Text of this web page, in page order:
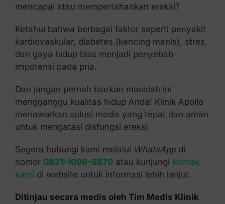
mencapai atau mempertahankan ereksi?
Ketahui bahwa berbagai faktor seperti penyakit
kardiovaskular, diabetes (kencing manis), stres,
dan gaya hidup bisa menjadi penyebab
impotensi pada pria.
Dan jangan pernah biarkan masalah ini
mengganggu kualitas hidup Anda! Klinik Apollo
menawarkan solusi medis yang tepat dan aman
untuk mengatasi disfungsi ereksi.
Segera hubungi kami melalui WhatsAppdi
nomor 0821-1099-9870atau kunjungi kontak
kami di website untuk informasi lebih lanjut.
Ditinjau secara medis oleh Tim Medis Klinik